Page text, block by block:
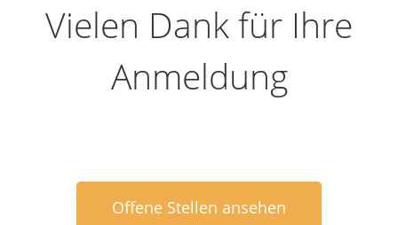
Vielen Dank für Ihre
Anmeldung
Offene Stellen ansehen